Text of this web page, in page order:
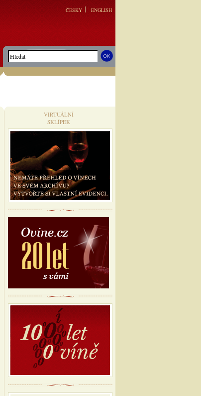
ČESKY ENGLISH
VIRTUÁLNÍ
SKLÍPEK